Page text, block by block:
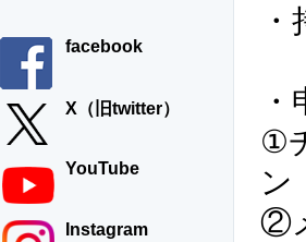
facebook
X（旧twitter）
YouTube
Instagram
①
ン
②